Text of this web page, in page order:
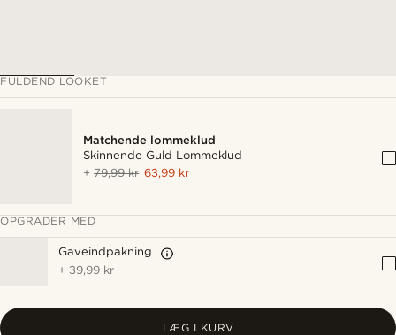
FULDEND LOOKET
Matchende lommeklud
Skinnende Guld Lommeklud
+79,99 kr 63,99 kr
OPGRADER MED
Gaveindpakning
+ 39,99 kr
LÆG I KURV